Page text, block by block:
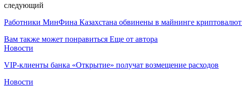
следующий
Работники МинФина Казахстана обвинены в майнинге криптовалют
Вам также может понравиться Еще от автора
Новости
VIP-клиенты банка «Открытие» получат возмещение расходов
Новости